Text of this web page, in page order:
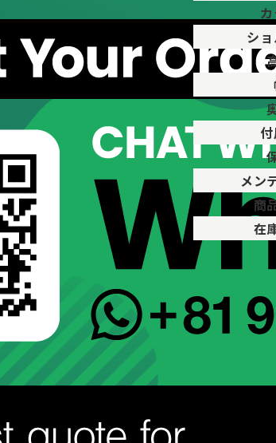
傷や汚れなどがあり、目立つ場合がありま
汚れが多く目立つ場合があります。
シ
メン
商
在